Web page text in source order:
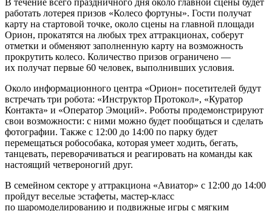
В течение всего праздничного дня около главной сцены будет
работать лотерея призов «Колесо фортуны». Гости получат
карту на стартовой точке, около сцены на главной площади
Орион, прокатятся на любых трех аттракционах, соберут
отметки и обменяют заполненную карту на возможность
прокрутить колесо. Количество призов ограничено —
их получат первые 60 человек, выполнивших условия.
Около информационного центра «Орион» посетителей будут
встречать три робота: «Инструктор Протокол», «Куратор
Контакта» и «Оператор Эмоций». Роботы продемонстрируют
свои возможности: с ними можно будет пообщаться и сделать
фотографии. Также с 12:00 до 14:00 по парку будет
перемещаться робособака, которая умеет ходить, бегать,
танцевать, переворачиваться и реагировать на команды как
настоящий четвероногий друг.
В семейном секторе у аттракциона «Авиатор» с 12:00 до 14:00
пройдут веселые эстафеты, мастер-класс
по шаромоделированию и подвижные игры с мягким